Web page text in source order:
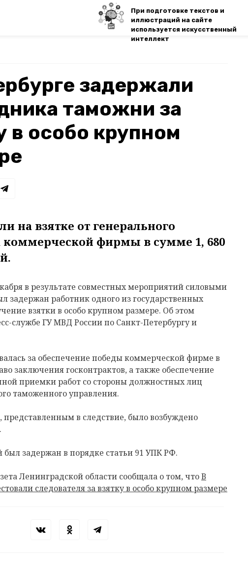
При подготовке текстов и
иллюстраций на сайте
используется искусственный
интеллект
задержали
таможни за
в особо крупном
на взятке от генерального
коммерческой фирмы в сумме 1, 680
в результате совместных мероприятий силовыми
задержан работник одного из государственных
взятки в особо крупном размере. Об этом
службе ГУ МВД России по Санкт-Петербургу и
за обеспечение победы коммерческой фирме в
заключения госконтрактов, а также обеспечение
приемки работ со стороны должностных лиц
таможенного управления.
в следствие, было возбуждено
задержан в порядке статьи 91 УПК РФ.
Ленинградской области сообщала о том, чтоВ
следователя за взятку в особо крупном размере